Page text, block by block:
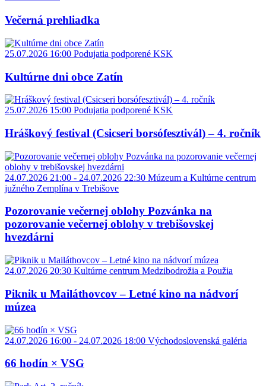
Večerná prehliadka
25.07.2026 16:00 Podujatia podporené KSK
Kultúrne dni obce Zatín
25.07.2026 15:00 Podujatia podporené KSK
Hráškový festival (Csicseri borsófesztivál) – 4. ročník
24.07.2026 21:00 - 24.07.2026 22:30 Múzeum a Kultúrne centrum
južného Zemplína v Trebišove
Pozorovanie večernej oblohy Pozvánka na
pozorovanie večernej oblohy v trebišovskej
hvezdárni
24.07.2026 20:30 Kultúrne centrum Medzibodrožia a Použia
Piknik u Mailáthovcov – Letné kino na nádvorí
múzea
24.07.2026 16:00 - 24.07.2026 18:00 Východoslovenská galéria
66 hodín × VSG